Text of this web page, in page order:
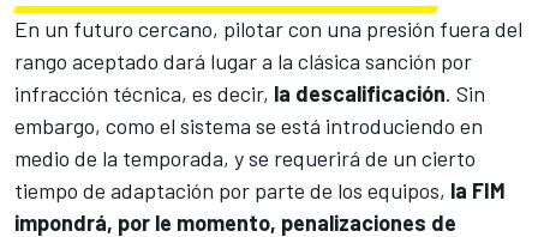
En un futuro cercano, pilotar con una presión fuera del
rango aceptado dará lugar a la clásica sanción por
infracción técnica, es decir, la descalificación. Sin
embargo, como el sistema se está introduciendo en
medio de la temporada, y se requerirá de un cierto
tiempo de adaptación por parte de los equipos, la FIM
impondrá, por le momento, penalizaciones de